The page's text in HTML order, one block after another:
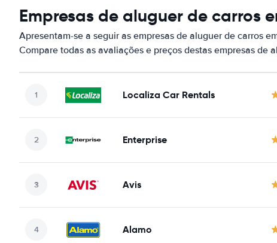
Empresas de aluguer de carros
Apresentam-se a seguir as empresas de aluguer de carros
Compare todas as avaliações e preços destas empresas de
Localiza Car Rentals
Enterprise
Avis
Alamo